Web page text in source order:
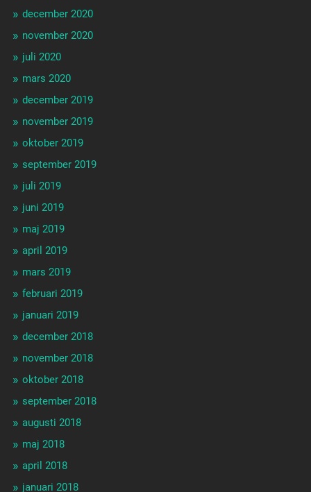
december 2020
november 2020
juli 2020
mars 2020
december 2019
november 2019
oktober 2019
september 2019
juli 2019
juni 2019
maj 2019
april 2019
mars 2019
februari 2019
januari 2019
december 2018
november 2018
oktober 2018
september 2018
augusti 2018
maj 2018
april 2018
januari 2018